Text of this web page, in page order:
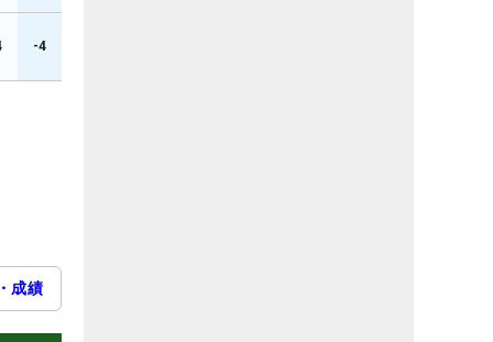
-4
成績